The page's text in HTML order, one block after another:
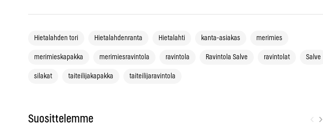
Hietalahden tori Hietalahdenranta Hietalahti kanta-asiakas merimies
merimieskapakka merimiesravintola ravintola Ravintola Salve ravintolat Salve
silakat taiteilijakapakka taiteilijaravintola
Suosittelemme ›